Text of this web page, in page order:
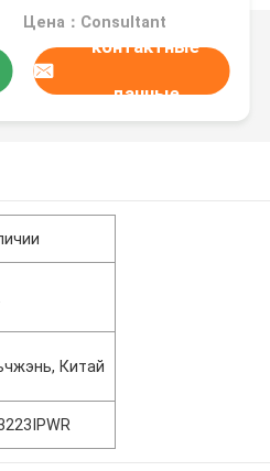
20Цена：Consultant
контактные
данные
Китай